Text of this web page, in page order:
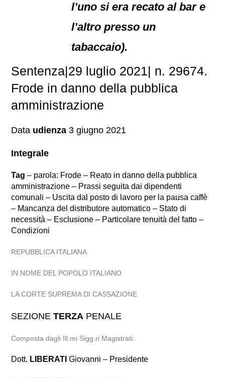
l’uno si era recato al bar e
l’altro presso un
tabaccaio).
Sentenza|29 luglio 2021| n. 29674.
Frode in danno della pubblica
amministrazione
Data udienza 3 giugno 2021
Integrale
Tag – parola: Frode – Reato in danno della pubblica
amministrazione – Prassi seguita dai dipendenti
comunali – Uscita dal posto di lavoro per la pausa caffè
– Mancanza del distributore automatico – Stato di
necessità – Esclusione – Particolare tenuità del fatto –
Condizioni
REPUBBLICA ITALIANA
IN NOME DEL POPOLO ITALIANO
LA CORTE SUPREMA DI CASSAZIONE
SEZIONETERZA PENALE
Composta dagli Ill.mi Sigg.ri Magistrati:
Dott. LIBERATI Giovanni – Presidente